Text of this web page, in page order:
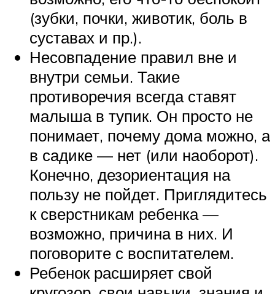
(зубки, почки, животик, боль в
суставах и пр.).
Несовпадение правил вне и
внутри семьи. Такие
противоречия всегда ставят
малыша в тупик. Он просто не
понимает, почему дома можно, а
в садике — нет (или наоборот).
Конечно, дезориентация на
пользу не пойдет. Приглядитесь
к сверстникам ребенка —
возможно, причина в них. И
поговорите с воспитателем.
Ребенок расширяет свой